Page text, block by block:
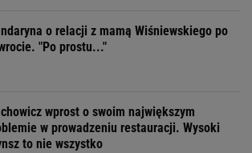
o relacji z mamą Wiśniewskiego po
"Po prostu..."
wprost o swoim największym
w prowadzeniu restauracji. Wysoki
to nie wszystko